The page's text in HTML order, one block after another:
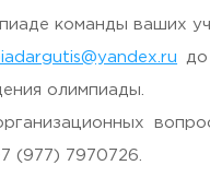
прав и лицензирования
команды ваших
до
олимпиады.
(977) 7970726